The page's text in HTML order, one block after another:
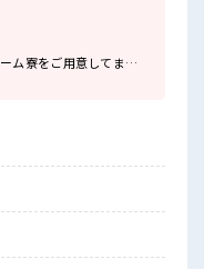
ム寮をご用意してま
ンと管理されており、
す。
す！
きますよ♪